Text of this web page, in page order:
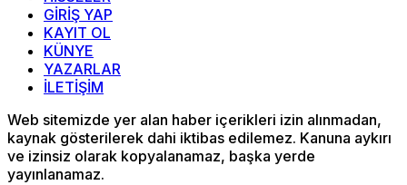
GİRİŞ YAP
KAYIT OL
KÜNYE
YAZARLAR
İLETİŞİM
Web sitemizde yer alan haber içerikleri izin alınmadan,
kaynak gösterilerek dahi iktibas edilemez. Kanuna aykırı
ve izinsiz olarak kopyalanamaz, başka yerde
yayınlanamaz.